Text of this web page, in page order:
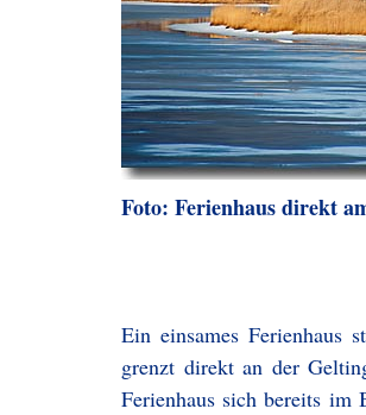
Foto: Ferienhaus direkt
Ein einsames
grenzt direkt an der
Ferienhaus sich bereits im